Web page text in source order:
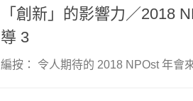
「創新」的影響力／2018
導 3
編按： 令人期待的 2018 NPOst 年會